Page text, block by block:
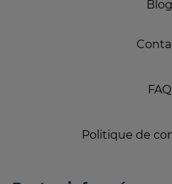
Blog
FAQ
Politique de